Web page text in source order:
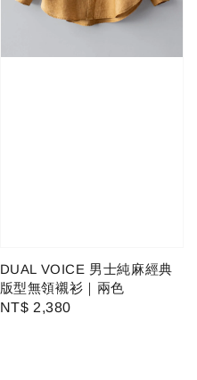
DUAL VOICE 男士純麻經典
版型無領襯衫｜兩色
Regular
NT$ 2,380